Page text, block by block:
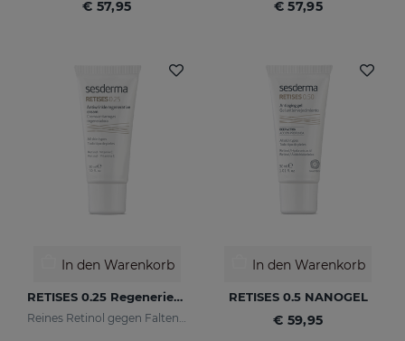
€ 57,95 € 57,95
In den Warenkorb
RETISES 0.25 Regenerierende Anti-Falten-Creme
In den Warenkorb
RETISES 0.5 NANOGEL
€ 59,95